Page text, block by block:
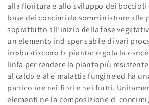
alla fioritura e allo sviluppo dei boccioli
base dei concimi da somministrare alle
soprattutto all’inizio della fase
un elemento indispensabile di vari
irrobustiscono la pianta: regola la
linfa per rendere la pianta più
al caldo e alle malattie fungine ed ha
particolare nei fiori e nei frutti.
elementi nella composizione di